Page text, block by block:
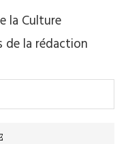
la Culture
de la rédaction